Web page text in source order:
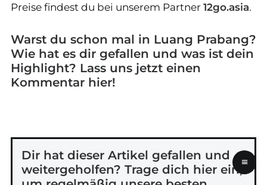
Preise findest du bei unserem Partner 12go.asia.
Warst du schon mal in Luang Prabang?
Wie hat es dir gefallen und was ist dein
Highlight? Lass uns jetzt einen
Kommentar hier!
Dir hat dieser Artikel gefallen und
weitergeholfen? Trage dich hier ein,
≡